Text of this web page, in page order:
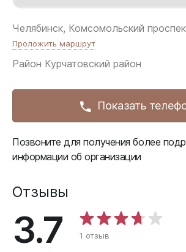
Челябинск, Комсомольский
Проложить маршрут
Район Курчатовский район
Показать
Позвоните для получения более
информации об организации
Отзывы
3.7 1 отзыв